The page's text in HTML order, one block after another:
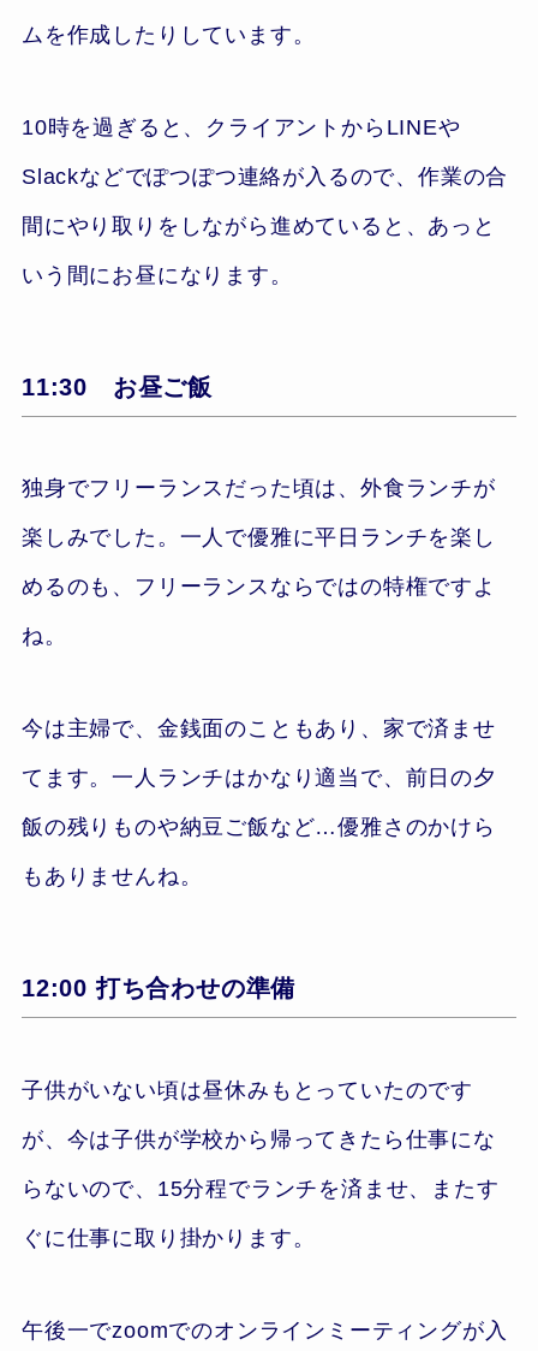
ムを作成したりしています。
10時を過ぎると、クライアントからLINEや
Slackなどでぽつぽつ連絡が入るので、作業の合
間にやり取りをしながら進めていると、あっと
いう間にお昼になります。
11:30 お昼ご飯
独身でフリーランスだった頃は、外食ランチが
楽しみでした。一人で優雅に平日ランチを楽し
めるのも、フリーランスならではの特権ですよ
ね。
今は主婦で、金銭面のこともあり、家で済ませ
てます。一人ランチはかなり適当で、前日の夕
飯の残りものや納豆ご飯など…優雅さのかけら
もありませんね。
12:00 打ち合わせの準備
子供がいない頃は昼休みもとっていたのです
が、今は子供が学校から帰ってきたら仕事にな
らないので、15分程でランチを済ませ、またす
ぐに仕事に取り掛かります。
午後一でzoomでのオンラインミーティングが入